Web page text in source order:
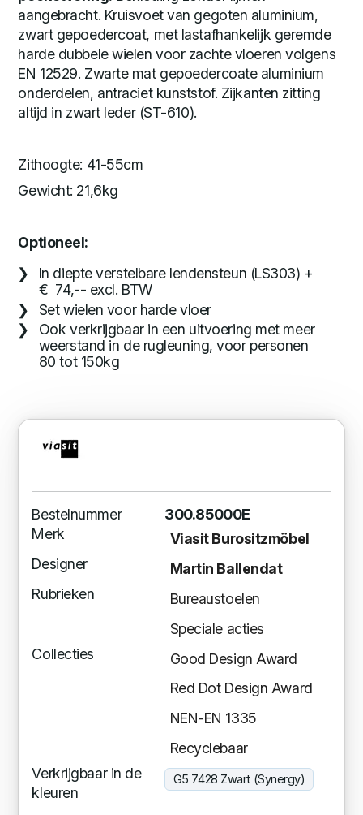
aangebracht. Kruisvoet van gegoten aluminium,
zwart gepoedercoat, met lastafhankelijk geremde
harde dubbele wielen voor zachte vloeren volgens
EN 12529. Zwarte mat gepoedercoate aluminium
onderdelen, antraciet kunststof. Zijkanten zitting
altijd in zwart leder (ST-610).
Zithoogte: 41-55cm
Gewicht: 21,6kg
Optioneel:
In diepte verstelbare lendensteun (LS303) +
€ 74,-- excl. BTW
Set wielen voor harde vloer
Ook verkrijgbaar in een uitvoering met meer
weerstand in de rugleuning, voor personen
80 tot 150kg
Bestelnummer
300.85000E
Merk
Viasit Burositzmöbel
Designer
Martin Ballendat
Rubrieken
Bureaustoelen
Speciale acties
Collecties
Good Design Award
Red Dot Design Award
NEN-EN 1335
Recyclebaar
Verkrijgbaar in de
kleuren
G5 7428 Zwart (Synergy)